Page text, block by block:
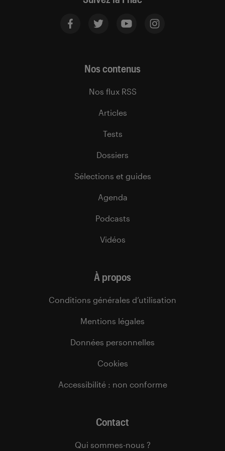
Nos contenus
Nos flux RSS
Articles
Tests
Dossiers
Sélections et guides
Agenda
Podcasts
Vidéos
À propos
Conditions générales d’utilisation
Mentions légales
Données personnelles
Cookies
Accessibilité : non conforme
Contact
Qui sommes-nous ?